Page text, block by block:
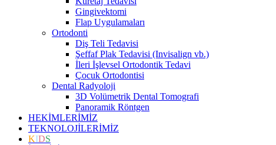
Gingivektomi
Flap Uygulamaları
Ortodonti
Diş Teli Tedavisi
Şeffaf Plak Tedavisi (Invisalign vb.)
İleri İşlevsel Ortodontik Tedavi
Çocuk Ortodontisi
Dental Radyoloji
3D Volümetrik Dental Tomografi
Panoramik Röntgen
HEKİMLERİMİZ
TEKNOLOJİLERİMİZ
KIDS